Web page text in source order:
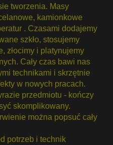
tworzenia. Masy
kamionkowe
. Czasami dodajemy
szkło, stosujemy
złocimy i platynujemy
Cały czas bawi nas
technikami i skrzętnie
w nowych pracach.
przedmiotu - kończy
skomplikowany.
można popsuć cały
potrzeb i technik